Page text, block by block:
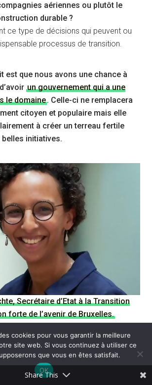
aériennes ou plutôt le
durable ?
ce type de décisions qui peuvent ou
processus de transition.
est que nous avons une chance à
un gouvernement qui a une
le domaine. Celle-ci ne remplacera
citoyen et populaire mais elle
à créer un terreau fertile
initiatives.
Secrétaire d’Etat à la Transition
forte de l’avenir de Bruxelles.
LA TRANSITION C’EST
Share This
cookies pour vous garantir la meilleure
site web. Si vous continuez à utiliser ce
que vous en êtes satisfait.
OK